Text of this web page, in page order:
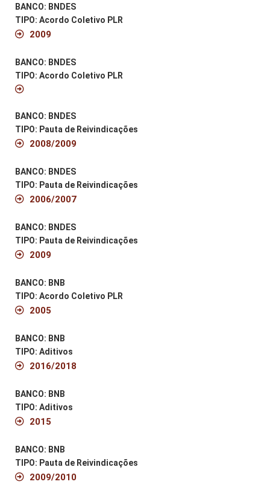
BANCO: BNDES
TIPO: Acordo Coletivo PLR
2009
BANCO: BNDES
TIPO: Acordo Coletivo PLR
BANCO: BNDES
TIPO: Pauta de Reivindicações
2008/2009
BANCO: BNDES
TIPO: Pauta de Reivindicações
2006/2007
BANCO: BNDES
TIPO: Pauta de Reivindicações
2009
BANCO: BNB
TIPO: Acordo Coletivo PLR
2005
BANCO: BNB
TIPO: Aditivos
2016/2018
BANCO: BNB
TIPO: Aditivos
2015
BANCO: BNB
TIPO: Pauta de Reivindicações
2009/2010